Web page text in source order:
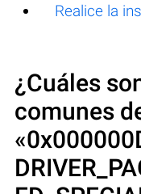
Realice la
¿Cuáles
comunes
«